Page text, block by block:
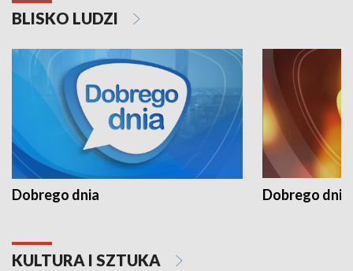
BLISKO LUDZI
Dobrego dnia Dobrego dnia
KULTURA I SZTUKA